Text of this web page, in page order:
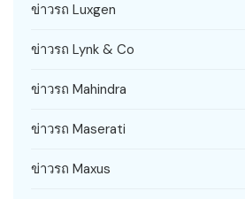
ข่าวรถ Luxgen
ข่าวรถ Lynk & Co
ข่าวรถ Mahindra
ข่าวรถ Maserati
ข่าวรถ Maxus